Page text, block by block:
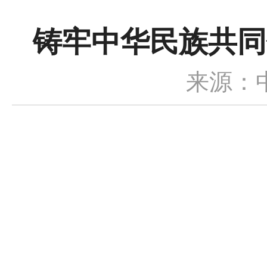
铸牢中华民族共
来源：